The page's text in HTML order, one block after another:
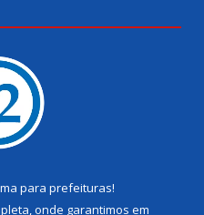
para prefeituras!
onde garantimos em